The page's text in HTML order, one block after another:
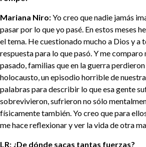
Mariana Niro:Yo creo que nadie jamás
pasar por lo que yo pasé. En estos meses
el tema. He cuestionado mucho a Dios y a
respuesta para lo que pasó. Y me comparo
pasado, familias que en la guerra
holocausto, un episodio horrible de
palabras para describir lo que esa gente
sobrevivieron, sufrieron no sólo
físicamente también. Yo creo que para
me hace reflexionar y ver la vida de otra
LR: ¿De dónde sacas tantas fuerzas?